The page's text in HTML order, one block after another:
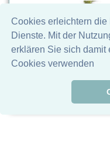
Cookies erleichtern
Dienste. Mit der
erklären Sie sich damit
Cookies verwenden